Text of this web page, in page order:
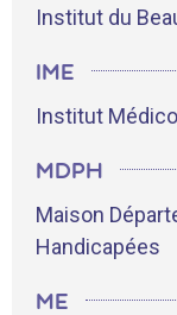
Institut du
IME
Institut
MDPH
Maison
Handicapées
ME